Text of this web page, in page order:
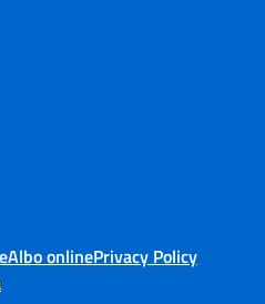
Albo onlinePrivacy Policy